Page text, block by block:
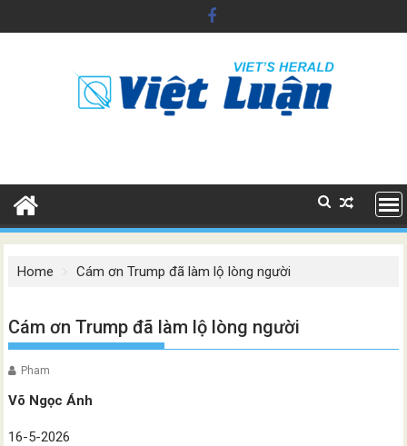
to
Home Cám ơn Trump đã làm lộ lòng người
Cám ơn Trump đã làm lộ lòng người
Pham
Võ Ngọc Ánh
16-5-2026